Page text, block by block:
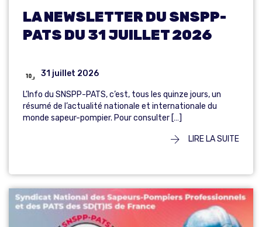
LA NEWSLETTER DU SNSPP-
PATS DU 31 JUILLET 2026
31 juillet 2026
L’Info du SNSPP-PATS, c’est, tous les quinze jours, un
résumé de l’actualité nationale et internationale du
monde sapeur-pompier. Pour consulter […]
LIRE LA SUITE